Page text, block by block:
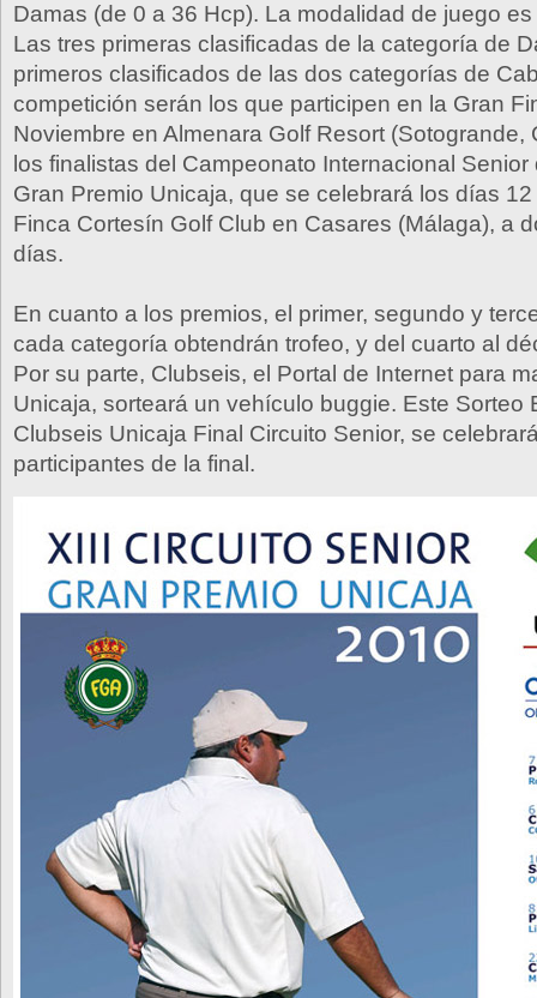
Damas (de 0 a 36 Hcp). La modalidad de juego
Las tres primeras clasificadas de la categoría de
primeros clasificados de las dos categorías de
competición serán los que participen en la Gran
Noviembre en Almenara Golf Resort (Sotogrande,
los finalistas del Campeonato Internacional
Gran Premio Unicaja, que se celebrará los días
Finca Cortesín Golf Club en Casares (Málaga), a
días.
En cuanto a los premios, el primer, segundo y
cada categoría obtendrán trofeo, y del cuarto al
Por su parte, Clubseis, el Portal de Internet para
Unicaja, sorteará un vehículo buggie. Este Sorteo
Clubseis Unicaja Final Circuito Senior, se
participantes de la final.